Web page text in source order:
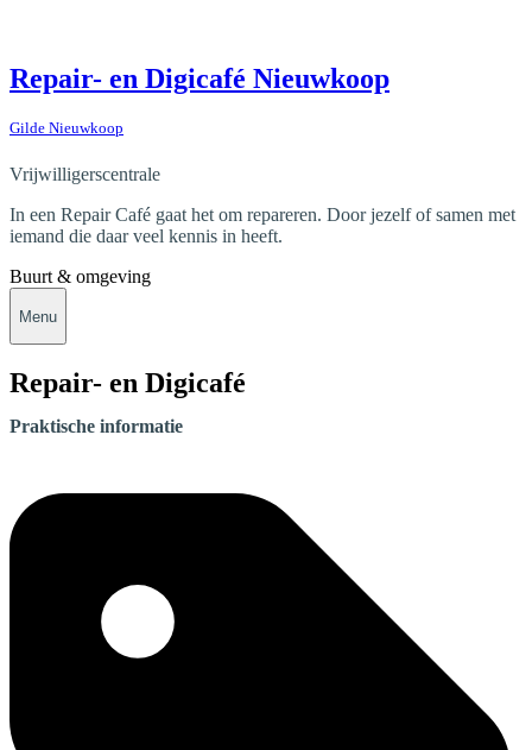
Repair- en Digicafé Nieuwkoop
Gilde Nieuwkoop
Vrijwilligerscentrale
In een Repair Café gaat het om repareren. Door jezelf of samen met
iemand die daar veel kennis in heeft.
Buurt & omgeving
Menu
Repair- en Digicafé
Praktische informatie